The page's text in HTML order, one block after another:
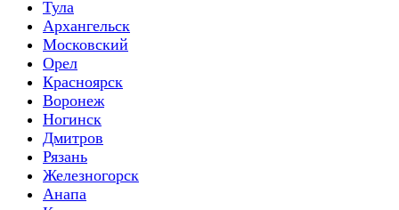
Тула
Архангельск
Московский
Орел
Красноярск
Воронеж
Ногинск
Дмитров
Рязань
Железногорск
Анапа